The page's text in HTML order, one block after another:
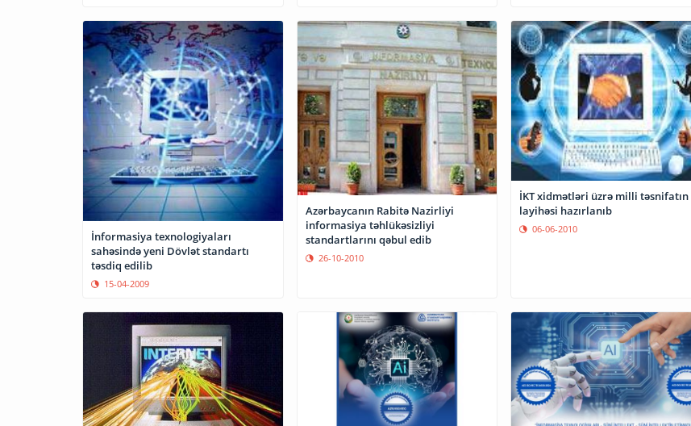
İnformasiya texnologiyaları
sahəsində yeni Dövlət standartı
təsdiq edilib
15-04-2009
Azərbaycanın Rabitə Nazirliyi
informasiya təhlükəsizliyi
standartlarını qəbul edib
26-10-2010
İKT xidmətləri üzrə milli təsnifatın
layihəsi hazırlanıb
06-06-2010